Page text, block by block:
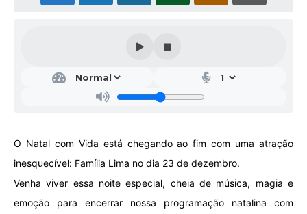
A Prefeitura
Enquete
Jornal
O Natal com Vida está chegando ao fim com uma atração
inesquecível: Família Lima no dia 23 de dezembro.
Venha viver essa noite especial, cheia de música, magia e
emoção para encerrar nossa programação natalina com